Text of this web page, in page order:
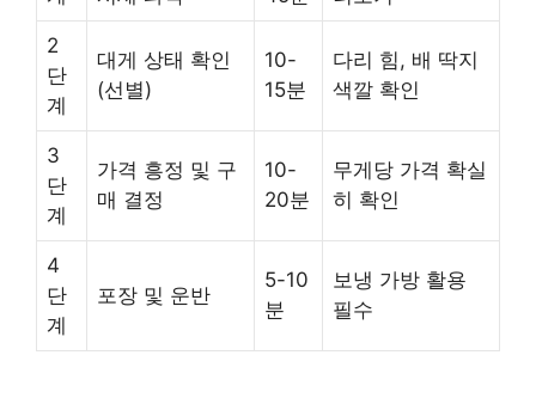
2
단
계
대게 상태 확인
(선별)
10-
15분
다리 힘, 배 딱지
색깔 확인
3
단
계
가격 흥정 및 구
매 결정
10-
20분
무게당 가격 확실
히 확인
4
단
계
포장 및 운반
5-10
분
보냉 가방 활용
필수